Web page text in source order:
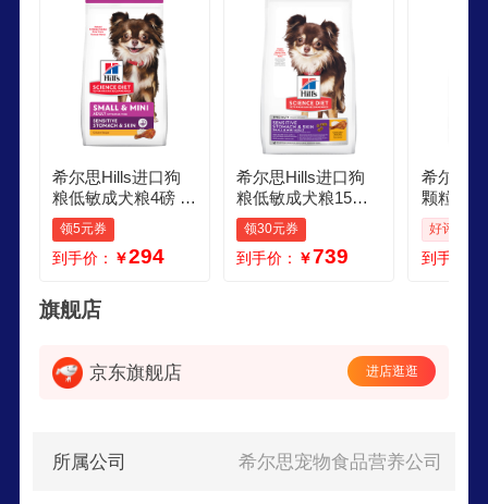
希尔思Hills进口狗
粮低敏成犬粮4磅 希
尔斯狗粮小型犬大
型犬通用狗粮
领5元券
到手价： ￥294
希尔思Hills进口狗
粮低敏成犬粮15磅
希尔斯狗粮小型犬
大型犬通用狗粮
领30元券
到手价： ￥739
希尔思
颗粒专
好评率:
到手价：
旗舰店
京东旗舰店 进店逛逛
所属公司 希尔思宠物食品营养公司